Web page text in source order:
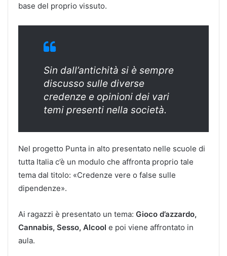
base del proprio vissuto.
Sin dall’antichità si è sempre
discusso sulle diverse
credenze e opinioni dei vari
temi presenti nella società.
Nel progetto Punta in alto presentato nelle scuole di
tutta Italia c’è un modulo che affronta proprio tale
tema dal titolo: «Credenze vere o false sulle
dipendenze».
Ai ragazzi è presentato un tema: Gioco d’azzardo,
Cannabis, Sesso, Alcool e poi viene affrontato in
aula.